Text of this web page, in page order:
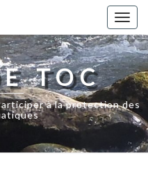
TOC
à la protection des